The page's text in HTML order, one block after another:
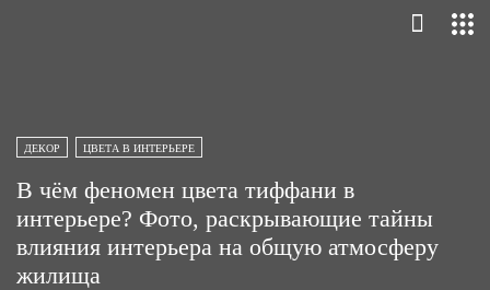
ДЕКОР ЦВЕТА В ИНТЕРЬЕРЕ
В чём феномен цвета тиффани в
интерьере? Фото, раскрывающие тайны
влияния интерьера на общую атмосферу
жилища